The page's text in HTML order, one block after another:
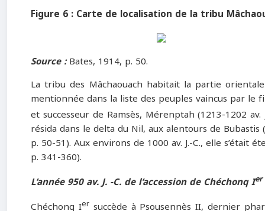
Figure 6 : Carte de localisation de la tribu
Source :Bates, 1914, p. 50.
La tribu des Mâchaouach habitait la partie
mentionnée dans la liste des peuples vaincus par le
et successeur de Ramsès, Mérenptah (1213-1202
résida dans le delta du Nil, aux alentours de Bubastis
p. 50-51). Aux environs de 1000 av. J.-C., elle s’était
p. 341-360).
L’année 950 av. J. -C. de l’accession de Chéchonq Ier
Chéchonq Iersuccède à Psousennès II, dernier